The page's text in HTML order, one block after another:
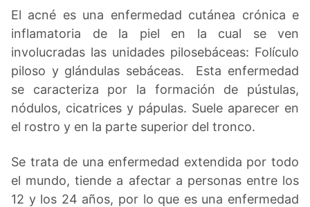
El acné es una enfermedad cutánea crónica e
inflamatoria de la piel en la cual se ven
involucradas las unidades pilosebáceas: Folículo
piloso y glándulas sebáceas. Esta enfermedad
se caracteriza por la formación de pústulas,
nódulos, cicatrices y pápulas. Suele aparecer en
el rostro y en la parte superior del tronco.
Se trata de una enfermedad extendida por todo
el mundo, tiende a afectar a personas entre los
12 y los 24 años, por lo que es una enfermedad